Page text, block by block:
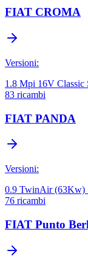
FIAT CROMA
Versioni:
1.8 Mpi 16V Classic
83 ricambi
FIAT PANDA
Versioni:
0.9 TwinAir (63Kw)
76 ricambi
FIAT Punto